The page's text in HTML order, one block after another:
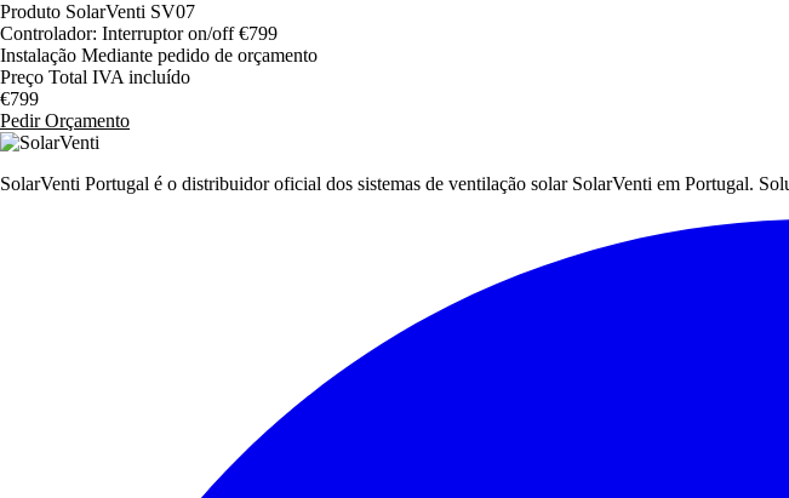
Produto SolarVenti SV07
Controlador: Interruptor on/off €799
Instalação Mediante pedido de orçamento
Preço Total IVA incluído
€799
Pedir Orçamento
SolarVenti Portugal é o distribuidor oficial dos sistemas de ventilação solar SolarVenti em Portugal.